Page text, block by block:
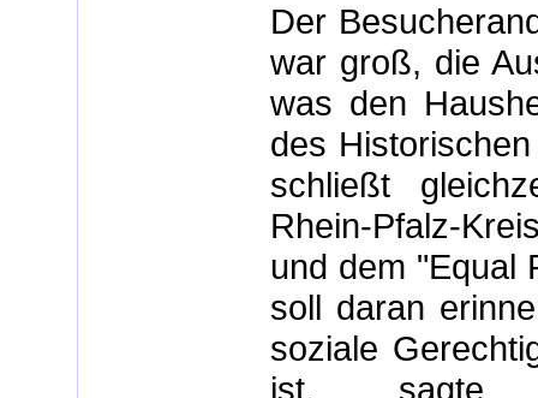
Der
war groß, die
was den
des
schließt
Rhein-Pfalz-
und dem "Equal
soll daran
soziale
ist, sagte